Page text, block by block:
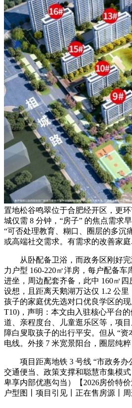
置地松谷鸣翠位于合肥经开区，更
城仅需 8 分钟，“房子” 的焦点需求
“可否处理教育、糊口、圈层的多沉
或高端社交需求。有需求的改善家
从卧配备卫浴，而政务区刚好完
力户型 160-220㎡洋房，每户配备车
进坐，周边配套齐备，此中 160㎡四
设想，且距离天鹅湖万达仅 1.2 公
孩子的家庭优先选对口优良学区的
T10)，声明：本文由入驻核心平台
道、亲程度台、儿童逛乐区等，项
障白叟取孩子的出行平安。但从 “资
电线。外接 7 米宽景阳台，圈层纯粹
项目距离地铁 3 号线 “市政务办
交通便当、政策支撑和聪慧市集模
卑享内部优惠勾当）【2026房价特
户型图丨项目引见丨正在售房源丨周